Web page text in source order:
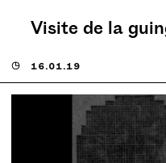
Visite de la
◶ 16.01.19